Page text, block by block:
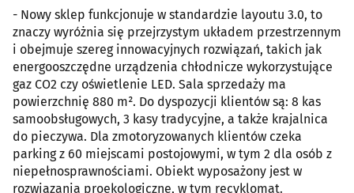
- Nowy sklep funkcjonuje w standardzie layoutu 3.0, to
znaczy wyróżnia się przejrzystym układem przestrzennym
i obejmuje szereg innowacyjnych rozwiązań, takich jak
energooszczędne urządzenia chłodnicze wykorzystujące
gaz CO2 czy oświetlenie LED. Sala sprzedaży ma
powierzchnię 880 m². Do dyspozycji klientów są: 8 kas
samoobsługowych, 3 kasy tradycyjne, a także krajalnica
do pieczywa. Dla zmotoryzowanych klientów czeka
parking z 60 miejscami postojowymi, w tym 2 dla osób z
niepełnosprawnościami. Obiekt wyposażony jest w
rozwiązania proekologiczne, w tym recyklomat.